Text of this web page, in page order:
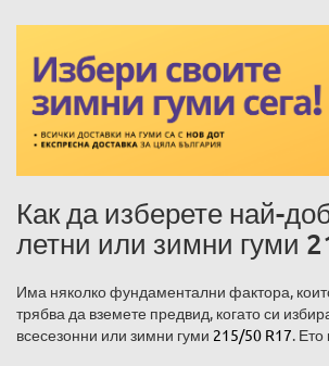
Как да изберете най-
летни или зимни гуми
Има няколко фундаментални фактора,
трябва да вземете предвид, когато си
всесезонни или зимни гуми 215/50 R17.